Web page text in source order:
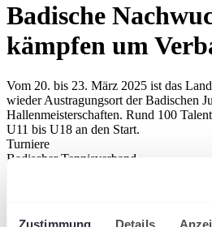
Badische
kämpfen um
Vom 20. bis 23. März 2025 ist das
wieder Austragungsort der Badischen
Hallenmeisterschaften. Rund 100
U11 bis U18 an den Start.
Turniere
Badischer Tennisverband